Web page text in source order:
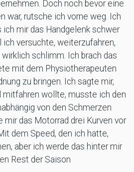
Doch noch bevor eine
war, rutsche ich vorne weg. Ich
ich mir das Handgelenk schwer
versuchte, weiterzufahren,
schlimm. Ich brach das
mit dem Physiotherapeuten
zu bringen. Ich sagte mir,
mitfahren wollte, musste ich den
von den Schmerzen
mir das Motorrad drei Kurven vor
dem Speed, den ich hatte,
aber ich werde das hinter mir
Rest der Saison